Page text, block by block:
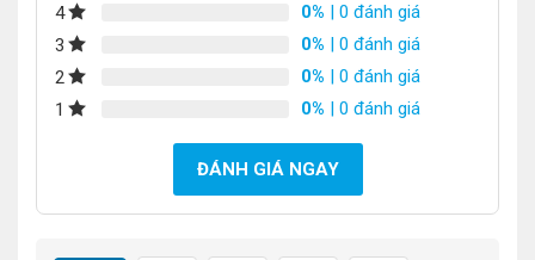
4
0% | 0 đánh giá
3
0% | 0 đánh giá
2
0% | 0 đánh giá
1
0% | 0 đánh giá
ĐÁNH GIÁ NGAY